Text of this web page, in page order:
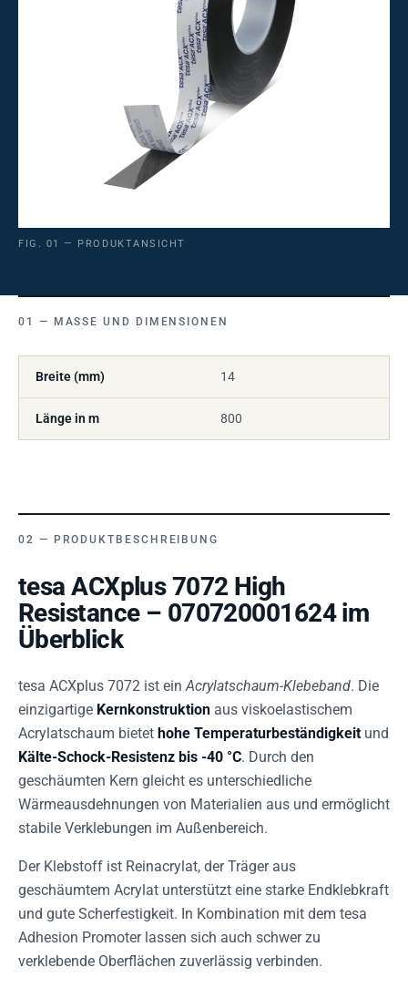
FIG. 01 — PRODUKTANSICHT
MASSE UND DIMENSIONEN
Breite (mm) 14
Länge in m 800
PRODUKTBESCHREIBUNG
tesa ACXplus 7072 High
Resistance – 070720001624 im
Überblick
tesa ACXplus 7072 ist einAcrylatschaum-Klebeband. Die
einzigartige Kernkonstruktion aus viskoelastischem
Acrylatschaum bietet hohe Temperaturbeständigkeit und
Kälte-Schock-Resistenz bis -40 °C. Durch den
geschäumten Kern gleicht es unterschiedliche
Wärmeausdehnungen von Materialien aus und ermöglicht
stabile Verklebungen im Außenbereich.
Der Klebstoff ist Reinacrylat, der Träger aus
geschäumtem Acrylat unterstützt eine starke Endklebkraft
und gute Scherfestigkeit. In Kombination mit dem tesa
Adhesion Promoter lassen sich auch schwer zu
verklebende Oberflächen zuverlässig verbinden.